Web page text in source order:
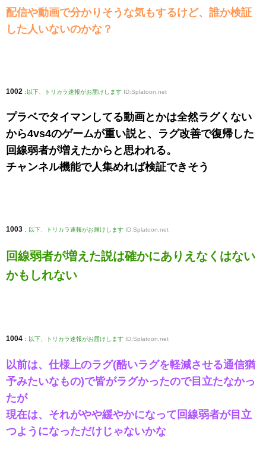
配信や動画で分かりそうな気もするけど、誰か検証
した人いないのかな？
1002 : 以下、トリカラ速報がお届けします ID:Splatoon.net
プラベでタイマンしてる動画とかは全然ラグくない
から4vs4のゲームが重い説と、ラグ改善で復帰した
回線弱者が増えたからと思われる。
チャンネル機能で人集めれば検証できそう
1003 : 以下、トリカラ速報がお届けします ID:Splatoon.net
回線弱者が増えた説は確かにありえなくはない
かもしれない
1004 : 以下、トリカラ速報がお届けします ID:Splatoon.net
以前は、仕様上のラグ(酷いラグを軽減させる通信猶
予みたいなもの)で皆がラグかったので目立たなかっ
たが
現在は、それがやや緩やかになって回線弱者が目立
つようになっただけじゃないかな